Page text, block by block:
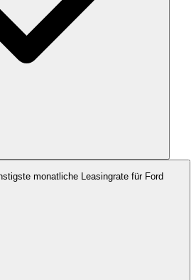
monatliche Leasingrate für Ford